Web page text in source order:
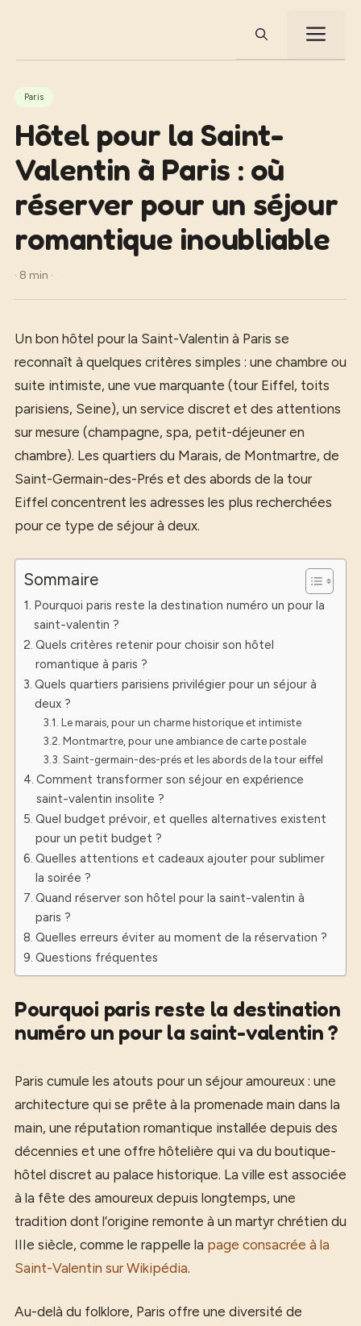
Paris
Hôtel pour la Saint-
Valentin à Paris : où
réserver pour un séjour
romantique inoubliable
· 8 min ·
Un bon hôtel pour la Saint-Valentin à Paris se
reconnaît à quelques critères simples : une chambre ou
suite intimiste, une vue marquante (tour Eiffel, toits
parisiens, Seine), un service discret et des attentions
sur mesure (champagne, spa, petit-déjeuner en
chambre). Les quartiers du Marais, de Montmartre, de
Saint-Germain-des-Prés et des abords de la tour
Eiffel concentrent les adresses les plus recherchées
pour ce type de séjour à deux.
Sommaire
Pourquoi paris reste la destination numéro un pour la
saint-valentin ?
Quels critères retenir pour choisir son hôtel
romantique à paris ?
Quels quartiers parisiens privilégier pour un séjour à
deux ?
Le marais, pour un charme historique et intimiste
Montmartre, pour une ambiance de carte postale
Saint-germain-des-prés et les abords de la tour eiffel
Comment transformer son séjour en expérience
saint-valentin insolite ?
Quel budget prévoir, et quelles alternatives existent
pour un petit budget ?
Quelles attentions et cadeaux ajouter pour sublimer
la soirée ?
Quand réserver son hôtel pour la saint-valentin à
paris ?
Quelles erreurs éviter au moment de la réservation ?
Questions fréquentes
Pourquoi paris reste la destination
numéro un pour la saint-valentin ?
Paris cumule les atouts pour un séjour amoureux : une
architecture qui se prête à la promenade main dans la
main, une réputation romantique installée depuis des
décennies et une offre hôtelière qui va du boutique-
hôtel discret au palace historique. La ville est associée
à la fête des amoureux depuis longtemps, une
tradition dont l’origine remonte à un martyr chrétien du
IIIe siècle, comme le rappelle la page consacrée à la
Saint-Valentin sur Wikipédia.
Au-delà du folklore, Paris offre une diversité de